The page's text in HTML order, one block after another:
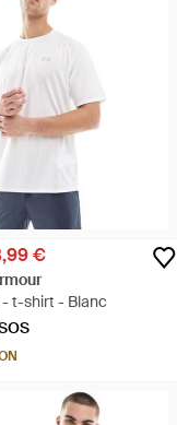
€
- t-shirt - Blanc